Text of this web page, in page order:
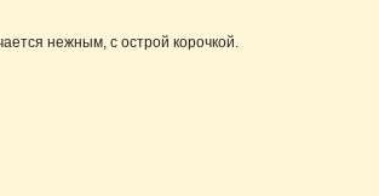
нежным, с острой корочкой.